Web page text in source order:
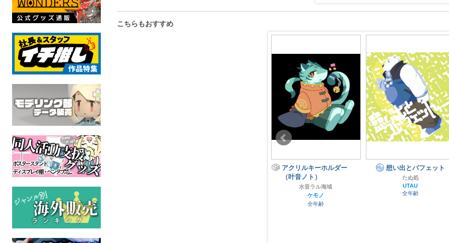
こちらもおすすめ
音バラードソング集
『ふたりのねがい また、
こで』
G.C.M Records
VOCALOID
全年齢
アクリルキーホルダー
（叶音ノト）
水音ラル海域
ケモノ
全年齢
想い出とバフェット
たぬ処
UTAU
全年齢